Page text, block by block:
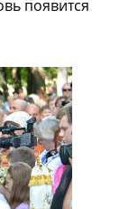
появится